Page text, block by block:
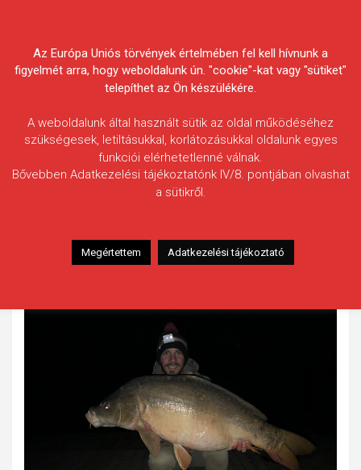
Egyesületek Szövetsége
Lós István
Halfaj: Ponty
Fogott hal adatai: 20,5 kg
Az Európa Uniós törvények értelmében fel kell hívnunk a
figyelmét arra, hogy weboldalunk ún. "cookie"-kat vagy "sütiket"
telepíthet az Ön készülékére.
A weboldalunk által használt sütik az oldal működéséhez
szükségesek, letiltásukkal, korlátozásukkal oldalunk egyes
funkciói elérhetetlenné válnak.
Bővebben Adatkezelési tájékoztatónk IV/8. pontjában olvashat
a sütikről.
Megértettem Adatkezelési tájékoztató